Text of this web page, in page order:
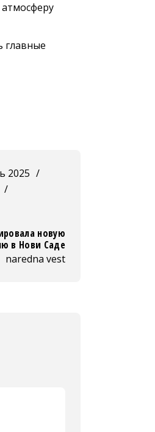
главные
2025 /
/
новую
в Нови Саде
naredna vest